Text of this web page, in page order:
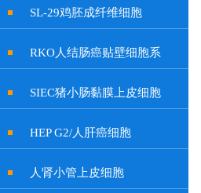
SL-29鸡胚成纤维细胞
RKO人结肠癌贴壁细胞系
SIEC猪小肠黏膜上皮细胞
HEP G2/人肝癌细胞
人肾小管上皮细胞